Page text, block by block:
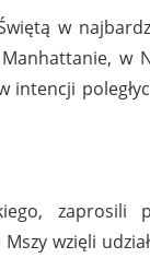
w
w
zaprosili
wzięli